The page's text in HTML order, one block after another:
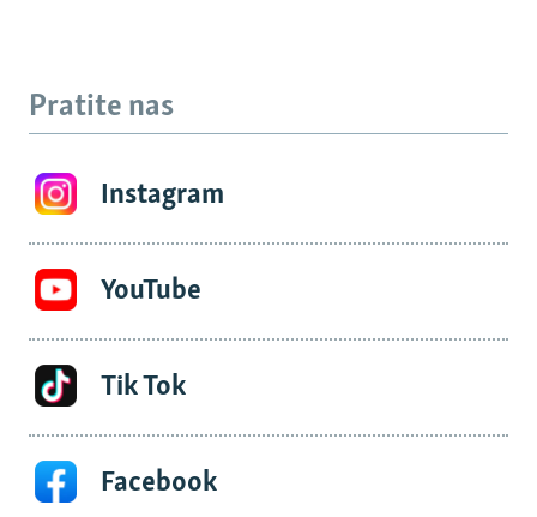
Pratite nas
Instagram
YouTube
Tik Tok
Facebook